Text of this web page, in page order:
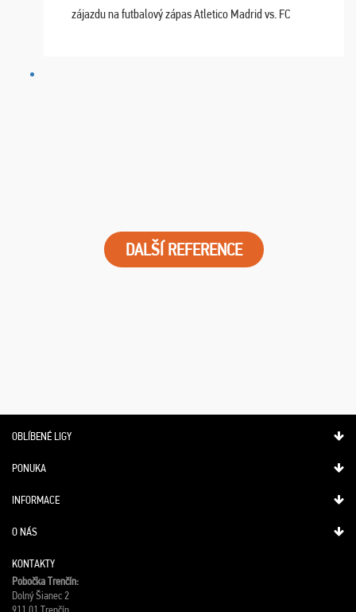
zájazdu na futbalový zápas Atletico Madrid vs. FC
DALŠÍ REFERENCE
OBLÍBENÉ LIGY
PONUKA
INFORMACE
O NÁS
KONTAKTY
Pobočka Trenčín:
Dolný Šianec 2